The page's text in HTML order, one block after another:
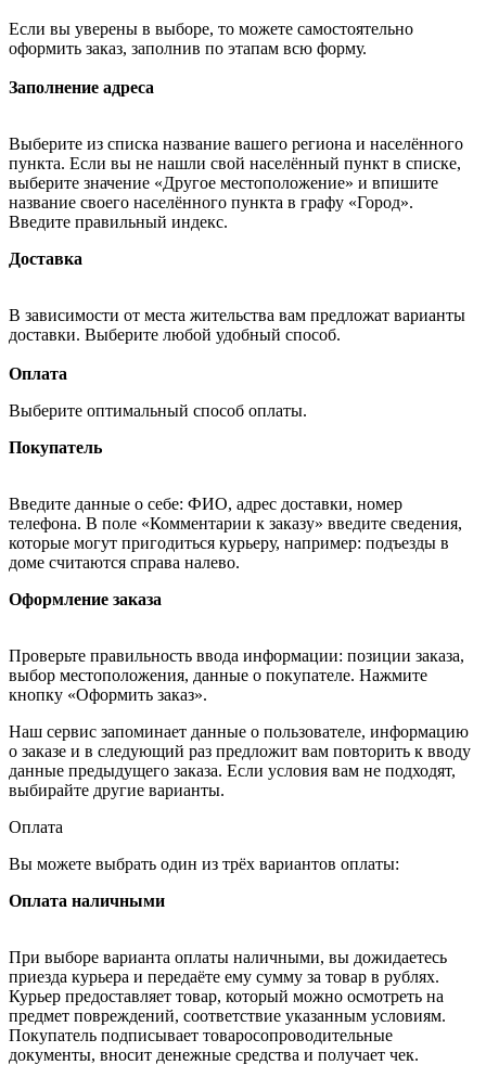
Если вы уверены в выборе, то можете самостоятельно
оформить заказ, заполнив по этапам всю форму.
Заполнение адреса
Выберите из списка название вашего региона и населённого
пункта. Если вы не нашли свой населённый пункт в списке,
выберите значение «Другое местоположение» и впишите
название своего населённого пункта в графу «Город».
Введите правильный индекс.
Доставка
В зависимости от места жительства вам предложат варианты
доставки. Выберите любой удобный способ.
Оплата
Выберите оптимальный способ оплаты.
Покупатель
Введите данные о себе: ФИО, адрес доставки, номер
телефона. В поле «Комментарии к заказу» введите сведения,
которые могут пригодиться курьеру, например: подъезды в
доме считаются справа налево.
Оформление заказа
Проверьте правильность ввода информации: позиции заказа,
выбор местоположения, данные о покупателе. Нажмите
кнопку «Оформить заказ».
Наш сервис запоминает данные о пользователе, информацию
о заказе и в следующий раз предложит вам повторить к вводу
данные предыдущего заказа. Если условия вам не подходят,
выбирайте другие варианты.
Оплата
Вы можете выбрать один из трёх вариантов оплаты:
Оплата наличными
При выборе варианта оплаты наличными, вы дожидаетесь
приезда курьера и передаёте ему сумму за товар в рублях.
Курьер предоставляет товар, который можно осмотреть на
предмет повреждений, соответствие указанным условиям.
Покупатель подписывает товаросопроводительные
документы, вносит денежные средства и получает чек.